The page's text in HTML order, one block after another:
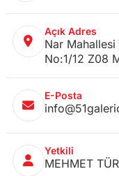
E-Posta
Yetkili
MEHMET
Açık Adres
Nar Mahallesi
No:1/12 Z08